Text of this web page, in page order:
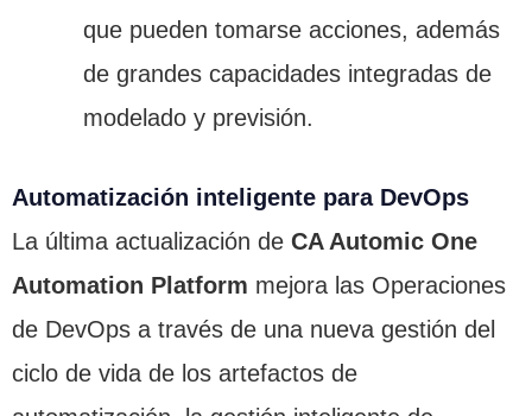
que pueden tomarse acciones, además
de grandes capacidades integradas de
modelado y previsión.
Automatización inteligente para DevOps
La última actualización de CA Automic One
Automation Platform mejora las Operaciones
de DevOps a través de una nueva gestión del
ciclo de vida de los artefactos de